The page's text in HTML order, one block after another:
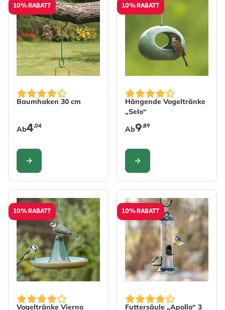
10% RABATT
Baumhaken 30 cm
The price depends on the options chosen on the
Ab4,04
KONFIGURIEREN
10% RABATT
Hängende Vogeltränke
„Selo“
The price depends on the
Ab9,89
KONFIGURIEREN
10% RABATT
Vogeltränke Vierno
10% RABATT
Futtersäule „Apollo“ 3